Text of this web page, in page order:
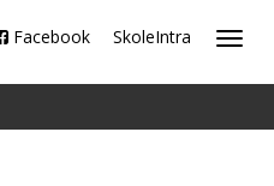
Facebook SkoleIntra